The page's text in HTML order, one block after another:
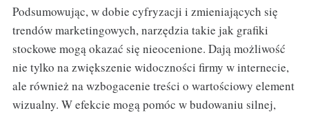
Podsumowując, w dobie cyfryzacji i zmieniających się
trendów marketingowych, narzędzia takie jak grafiki
stockowe mogą okazać się nieocenione. Dają możliwość
nie tylko na zwiększenie widoczności firmy w internecie,
ale również na wzbogacenie treści o wartościowy element
wizualny. W efekcie mogą pomóc w budowaniu silnej,